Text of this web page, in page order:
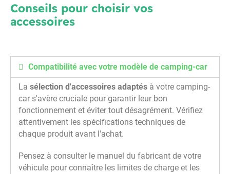
Conseils pour choisir vos
accessoires
Compatibilité avec votre modèle de camping-car
La sélection d'accessoires adaptés à votre camping-
car s'avère cruciale pour garantir leur bon
fonctionnement et éviter tout désagrément. Vérifiez
attentivement les spécifications techniques de
chaque produit avant l'achat.
Pensez à consulter le manuel du fabricant de votre
véhicule pour connaître les limites de charge et les